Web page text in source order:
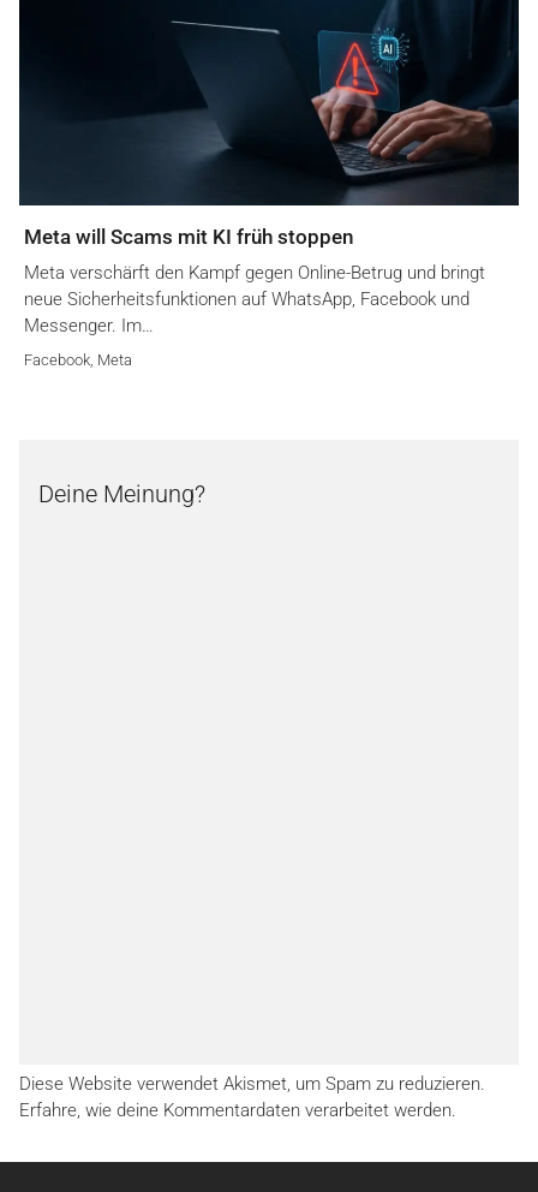
Meta will Scams mit KI früh stoppen
Meta verschärft den Kampf gegen Online-Betrug und bringt
neue Sicherheitsfunktionen auf WhatsApp, Facebook und
Messenger. Im…
Facebook Meta
Deine Meinung?
Diese Website verwendet Akismet, um Spam zu reduzieren.
Erfahre, wie deine Kommentardaten verarbeitet werden.